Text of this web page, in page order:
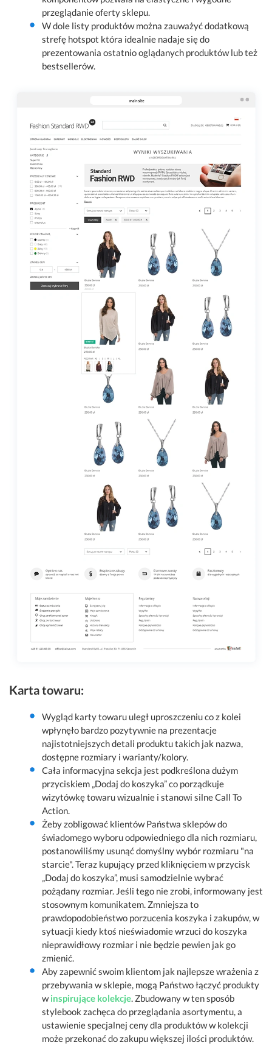
przeglądanie oferty sklepu.
W dole listy produktów można zauważyć dodatkową
strefę hotspot która idealnie nadaje się do
prezentowania ostatnio oglądanych produktów lub też
bestsellerów.
Karta towaru:
Wygląd karty towaru uległ uproszczeniu co z kolei
wpłynęło bardzo pozytywnie na prezentacje
najistotniejszych detali produktu takich jak nazwa,
dostępne rozmiary i warianty/kolory.
Cała informacyjna sekcja jest podkreślona dużym
przyciskiem „Dodaj do koszyka” co porządkuje
wizytówkę towaru wizualnie i stanowi silne Call To
Action.
Żeby zobligować klientów Państwa sklepów do
świadomego wyboru odpowiedniego dla nich rozmiaru,
postanowiliśmy usunąć domyślny wybór rozmiaru "na
starcie". Teraz kupujący przed kliknięciem w przycisk
„Dodaj do koszyka”, musi samodzielnie wybrać
pożądany rozmiar. Jeśli tego nie zrobi, informowany jest
stosownym komunikatem. Zmniejsza to
prawdopodobieństwo porzucenia koszyka i zakupów, w
sytuacji kiedy ktoś nieświadomie wrzuci do koszyka
nieprawidłowy rozmiar i nie będzie pewien jak go
zmienić.
Aby zapewnić swoim klientom jak najlepsze wrażenia z
przebywania w sklepie, mogą Państwo łączyć produkty
winspirujące kolekcje. Zbudowany w ten sposób
stylebook zachęca do przeglądania asortymentu, a
ustawienie specjalnej ceny dla produktów w kolekcji
może przekonać do zakupu większej ilości produktów.